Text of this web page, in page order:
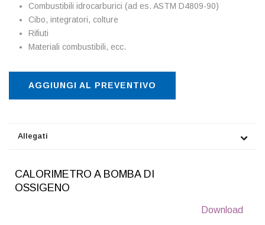
Combustibili idrocarburici (ad es. ASTM D4809-90)
Cibo, integratori, colture
Rifiuti
Materiali combustibili, ecc.
AGGIUNGI AL PREVENTIVO
Allegati
CALORIMETRO A BOMBA DI
OSSIGENO
Download